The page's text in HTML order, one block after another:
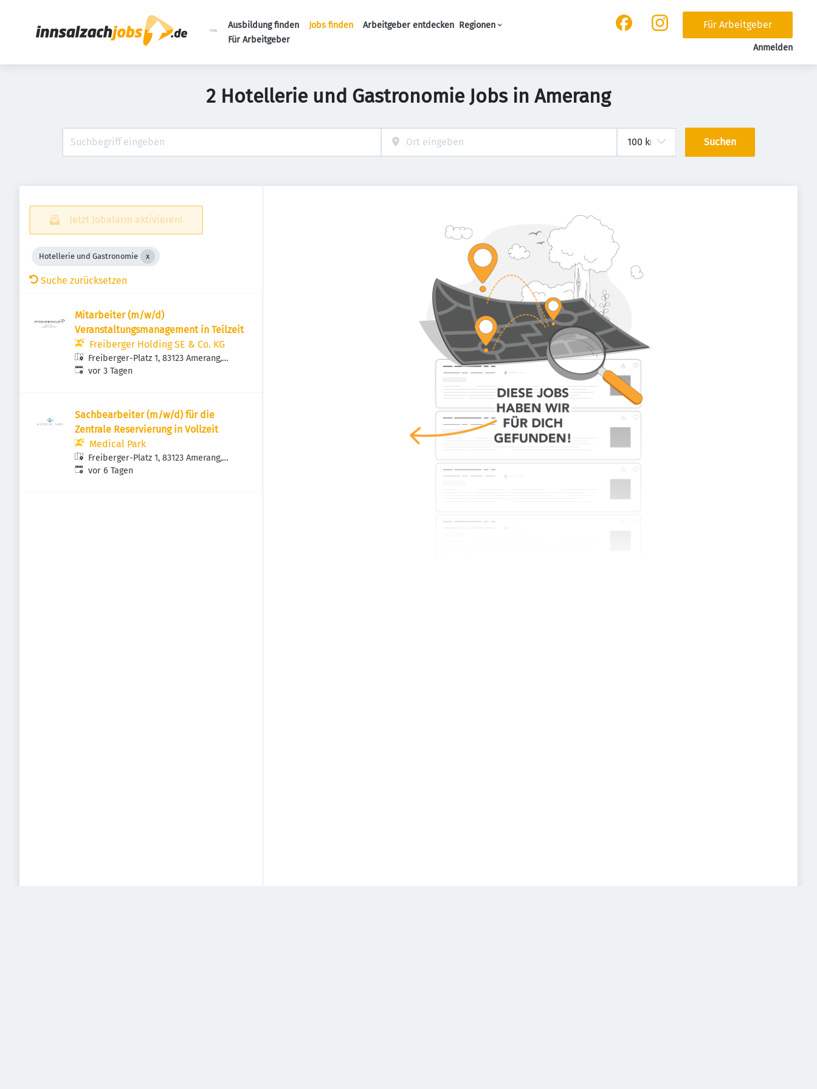
Ausbildung finden Jobs finden Arbeitgeber entdecken Regionen
Für Arbeitgeber
Für Arbeitgeber
Anmelden
2 Hotellerie und Gastronomie Jobs in Amerang
Suchen
Jetzt Jobalarm aktivieren!
Hotellerie und Gastronomie
Suche zurücksetzen
Mitarbeiter (m/w/d)
Veranstaltungsmanagement in Teilzeit
Freiberger Holding SE & Co. KG
Freiberger-Platz 1, 83123 Amerang,
Deutschland
Veröffentlicht:
vor 3 Tagen
Sachbearbeiter (m/w/d) für die
Zentrale Reservierung in Vollzeit
Medical Park
Freiberger-Platz 1, 83123 Amerang,
Deutschland
Veröffentlicht:
vor 6 Tagen